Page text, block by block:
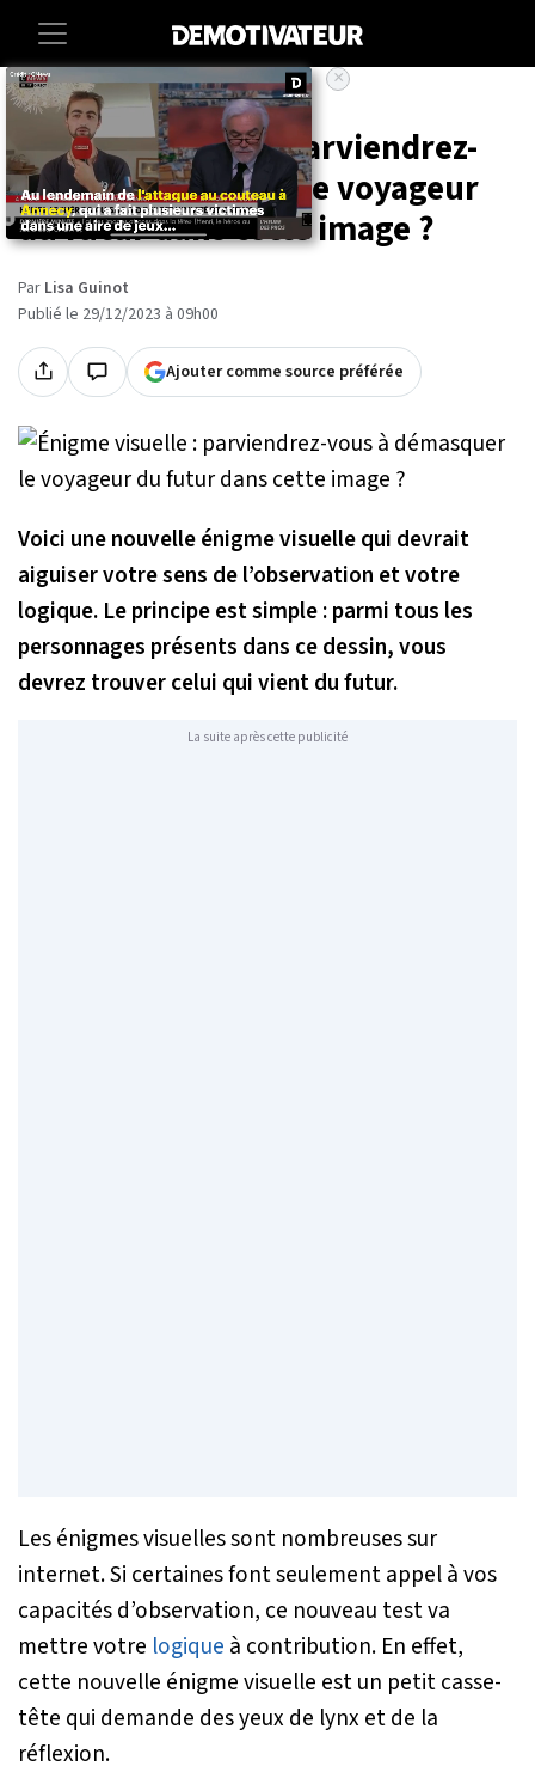
Accueil Lifestyle
Énigme visuelle : parviendrez-
vous à démasquer le voyageur
du futur dans cette image ?
Par Lisa Guinot
Publié le 29/12/2023 à 09h00
Ajouter comme source préférée
Voici une nouvelle énigme visuelle qui devrait
aiguiser votre sens de l’observation et votre
logique. Le principe est simple : parmi tous les
personnages présents dans ce dessin, vous
devrez trouver celui qui vient du futur.
La suite après cette publicité
Les énigmes visuelles sont nombreuses sur
internet. Si certaines font seulement appel à vos
capacités d’observation, ce nouveau test va
mettre votre logique à contribution. En effet,
cette nouvelle énigme visuelle est un petit casse-
tête qui demande des yeux de lynx et de la
réflexion.
×